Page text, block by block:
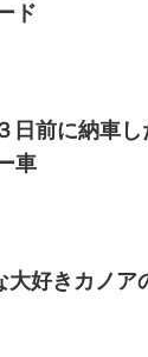
ド
日前に納車
車
好きカノア